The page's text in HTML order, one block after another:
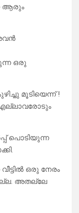
ആരും
ഒരു
മൂടിയെന്ന് !
എല്ലാവരോടും
പൊടിയുന്ന
ഒരു നേരം
അതല്ലേ